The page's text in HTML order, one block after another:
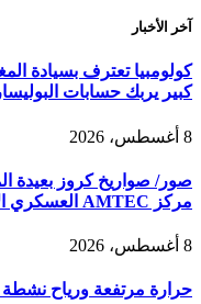
آخر الأخبار
كولومبيا تعترف بسيادة
كبير يربك حسابات
8 أغسطس، 2026
صور/ صواريخ كروز بعيدة
مركز AMTEC العسكري الأمريكي في طانطان؟
8 أغسطس، 2026
حرارة مرتفعة ورياح